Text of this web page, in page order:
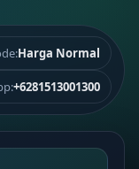
Harga Normal
+6281513001300